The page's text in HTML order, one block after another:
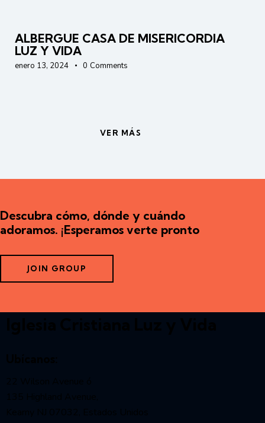
ALBERGUE CASA DE MISERICORDIA
LUZ Y VIDA
enero 13, 2024 0 Comments
VER MÁS
Descubra cómo, dónde y cuándo
adoramos. ¡Esperamos verte pronto
JOIN GROUP